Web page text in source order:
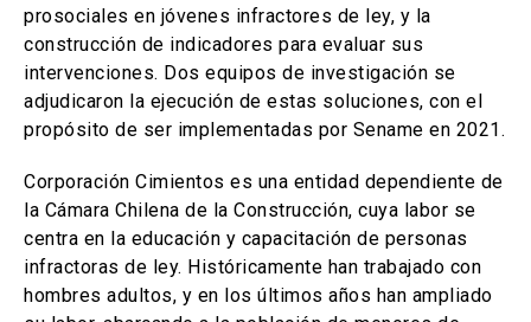
prosociales en jóvenes infractores de ley, y la
construcción de indicadores para evaluar sus
intervenciones. Dos equipos de investigación se
adjudicaron la ejecución de estas soluciones, con el
propósito de ser implementadas por Sename en 2021.
Corporación Cimientos es una entidad dependiente de
la Cámara Chilena de la Construcción, cuya labor se
centra en la educación y capacitación de personas
infractoras de ley. Históricamente han trabajado con
hombres adultos, y en los últimos años han ampliado